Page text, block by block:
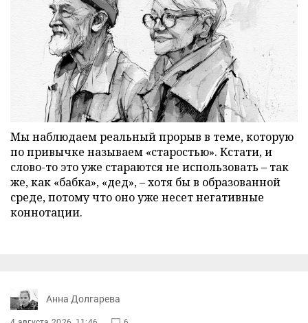
Мы наблюдаем реальный прорыв в теме, которую
по привычке называем «старостью». Кстати, и
слово-то это уже стараются не использовать – так
же, как «бабка», «дед», – хотя бы в образованной
среде, потому что оно уже несет негативные
коннотации.
Анна Долгарева